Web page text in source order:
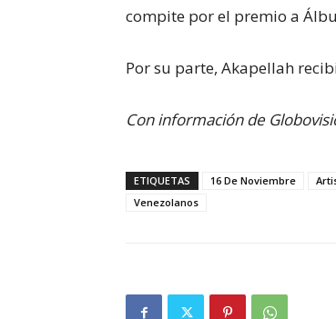
compite por el premio a
Por su parte, Akapellah
Con información de
ETIQUETAS 16 De Noviembre
Venezolanos